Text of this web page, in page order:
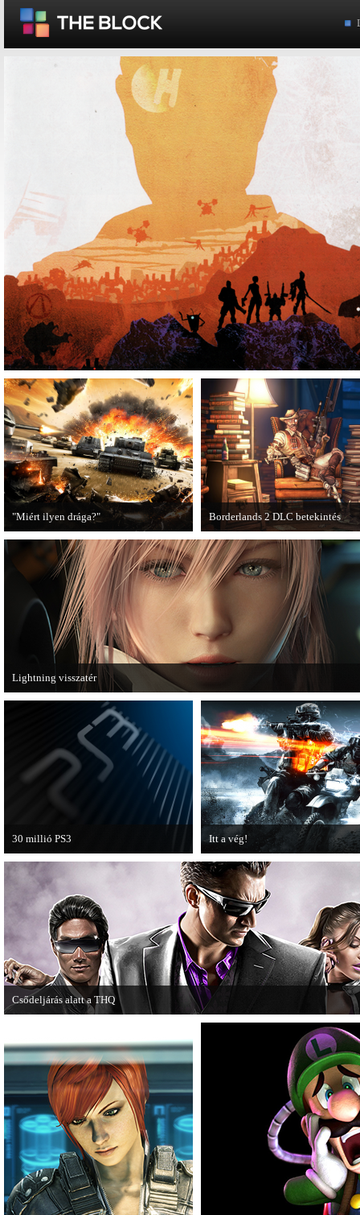
"Miért ilyen drága?"
A PC Guru utánajárt, miért kerülnek
olyan sokba a AAA-kategóriás
videojátékok.
Borderlands 2 DLC betekintés
2013. januárjában érkezik a a Sir
Hammerlock's Big Game Hunt
Borderlands 2 játékhoz.
Lightning visszatér
Megjött a Lightning Returns: Final Fantasy XIII című játék első hivatalos
30 millió PS3
A PAL régióban a PS3 átlépte a 30
milliós eladott darabszámot.
Itt a vég!
Hamarosan minden infó kiderül a
Battlefield 3 utolsó, End Game
kiegészítőjéről.
Csődeljárás alatt a THQ
Egy újabb videojáték-kiadó került csődeljárás alá, aki nem más, mint a THQ.